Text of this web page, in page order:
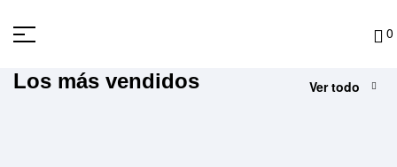
0
Los más vendidos Ver todo